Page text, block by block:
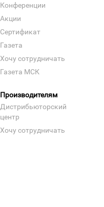
Конференции
Акции
Сертификат
Газета
Хочу сотрудничать
Газета МСК
Производителям
Дистрибьюторский
центр
Хочу сотрудничать